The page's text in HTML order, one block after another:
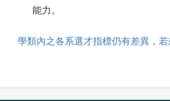
能力。
學類內之各系選才指標仍有差異，